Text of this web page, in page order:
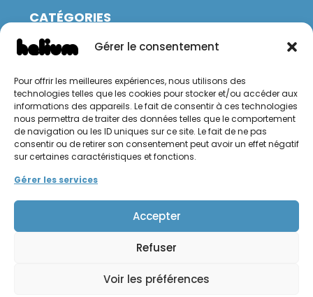
Gérer le consentement
Pour offrir les meilleures expériences, nous utilisons des
technologies telles que les cookies pour stocker et/ou accéder aux
informations des appareils. Le fait de consentir à ces technologies
nous permettra de traiter des données telles que le comportement
de navigation ou les ID uniques sur ce site. Le fait de ne pas
consentir ou de retirer son consentement peut avoir un effet négatif
sur certaines caractéristiques et fonctions.
Gérer les services
Accepter
Refuser
Voir les préférences
CATÉGORIES
Mobilier
Brico
Jardin
CONTACT
Politique de confidentialité
Conditions générales de vente et d'utilisation